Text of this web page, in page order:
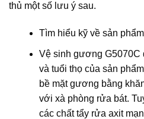
thủ một số lưu ý sau.
Tìm hiểu kỹ về sản
Vệ sinh gương G5070C
và tuổi thọ của sản
bề mặt gương bằng
với xà phòng rửa bát.
các chất tẩy rửa axit